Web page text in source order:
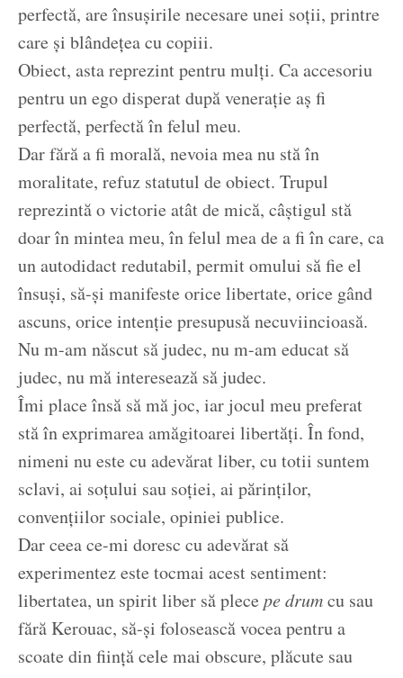
perfectă, are însușirile necesare unei soții, printre
care și blândețea cu copiii.
Obiect, asta reprezint pentru mulți. Ca accesoriu
pentru un ego disperat după venerație aș fi
perfectă, perfectă în felul meu.
Dar fără a fi morală, nevoia mea nu stă în
moralitate, refuz statutul de obiect. Trupul
reprezintă o victorie atât de mică, câștigul stă
doar în mintea meu, în felul mea de a fi în care, ca
un autodidact redutabil, permit omului să fie el
însuși, să-și manifeste orice libertate, orice gând
ascuns, orice intenție presupusă necuviincioasă.
Nu m-am născut să judec, nu m-am educat să
judec, nu mă interesează să judec.
Îmi place însă să mă joc, iar jocul meu preferat
stă în exprimarea amăgitoarei libertăți. În fond,
nimeni nu este cu adevărat liber, cu totii suntem
sclavi, ai soțului sau soției, ai părinților,
convențiilor sociale, opiniei publice.
Dar ceea ce-mi doresc cu adevărat să
experimentez este tocmai acest sentiment:
libertatea, un spirit liber să plece pe drumcu sau
fără Kerouac, să-și folosească vocea pentru a
scoate din ființă cele mai obscure, plăcute sau